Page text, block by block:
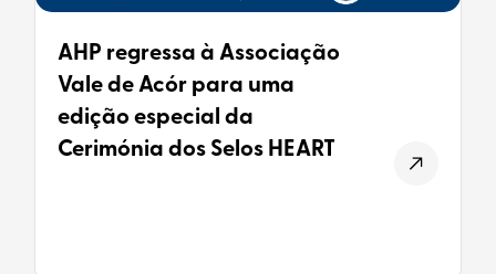
AHP regressa à Associação
Vale de Acór para uma
edição especial da
Cerimónia dos Selos HEART